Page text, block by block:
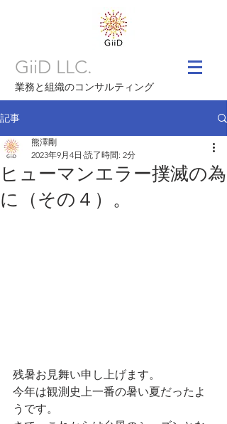
GiiD LLC.
業務と組織のコンサルティング
記事
ヒューマンエラー撲滅の為
に（その４）。
熊澤剛
2023年9月4日 読了時間: 2分
残暑お見舞い申し上げます。
今年は観測史上一番の暑い夏だったよ
うです。